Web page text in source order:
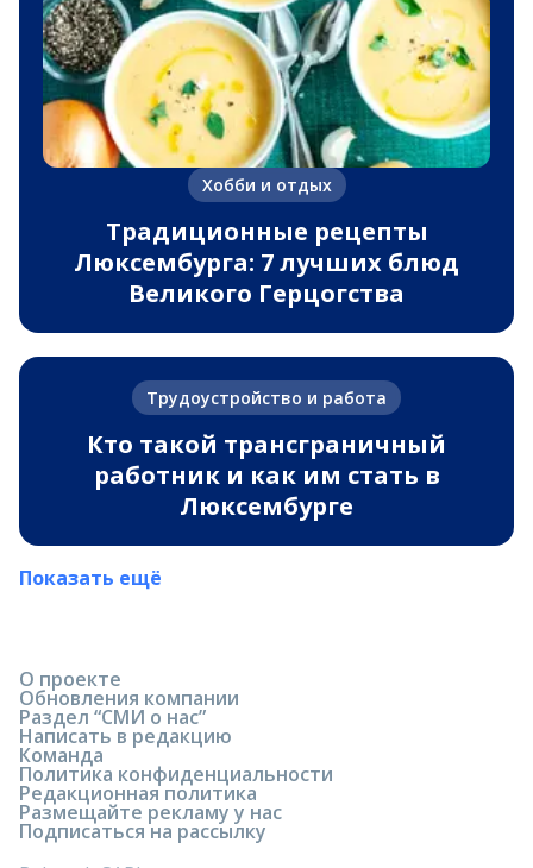
Хобби и отдых
Традиционные рецепты
Люксембурга: 7 лучших блюд
Великого Герцогства
Трудоустройство и работа
Кто такой трансграничный
работник и как им стать в
Люксембурге
Показать ещё
О проекте
Обновления компании
Раздел “СМИ о нас”
Написать в редакцию
Команда
Политика конфиденциальности
Редакционная политика
Размещайте рекламу у нас
Подписаться на рассылку